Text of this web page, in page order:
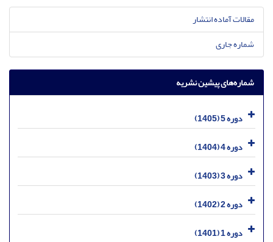
مقالات آماده انتشار
شماره جاری
شماره‌های پیشین نشریه
دوره 5 (1405)
دوره 4 (1404)
دوره 3 (1403)
دوره 2 (1402)
دوره 1 (1401)